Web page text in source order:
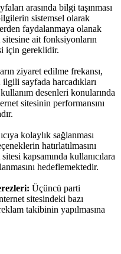
arasında bilgi taşınması
sistemsel olarak
faydalanmaya olanak
ait fonksiyonların
için gereklidir.
ziyaret edilme frekansı,
ilgili sayfada harcadıkları
desenleri konularında
sitesinin performansını
kolaylık sağlanması
hatırlatılmasını
kapsamında kullanıcılara
hedeflemektedir.
Üçüncü parti
sitesindeki bazı
takibinin yapılmasına